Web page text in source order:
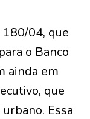
180/04, que
o Banco
ainda em
que
Essa